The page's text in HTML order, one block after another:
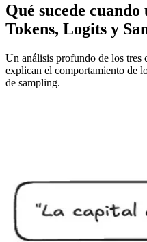
Qué sucede
Tokens, Logits y
Un análisis profundo de los tres
explican el comportamiento de
de sampling.